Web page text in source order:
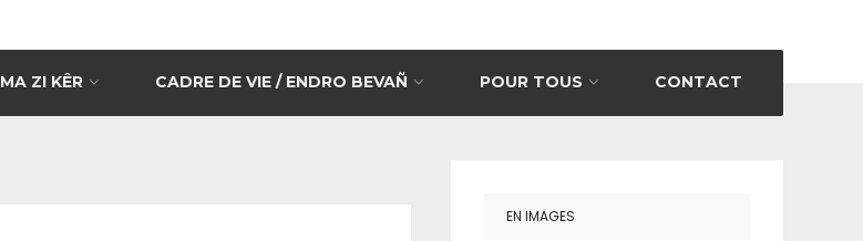
ZI KÊR CADRE DE VIE / ENDRO BEVAÑ POUR TOUS CONTACT
EN IMAGES